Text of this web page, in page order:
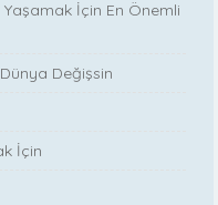
İçin En Önemli
Değişsin
İçin